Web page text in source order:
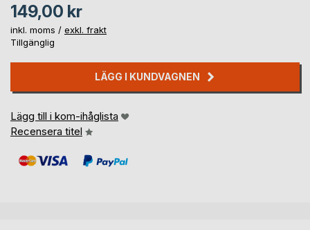
149,00 kr
inkl. moms / exkl. frakt
Tillgänglig
LÄGG I KUNDVAGNEN
Lägg till i kom-ihåglista
Recensera titel